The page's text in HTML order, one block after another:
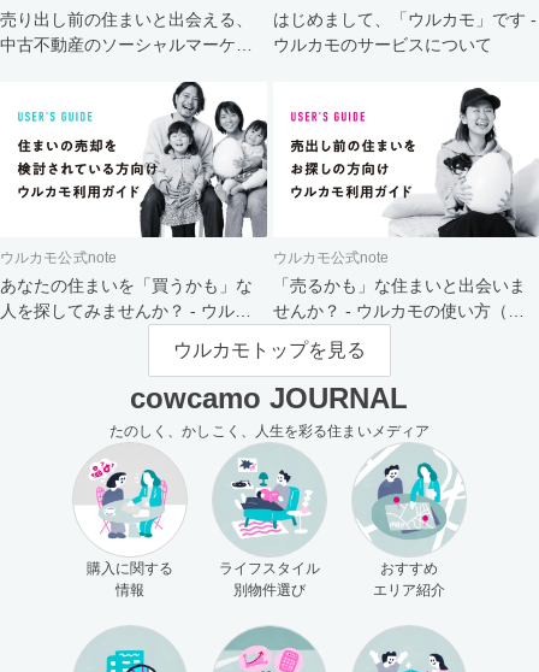
売り出し前の住まいと出会える、
中古不動産のソーシャルマーケッ
はじめまして、「ウルカモ」です -
ウルカモのサービスについて
ウルカモ公式note
あなたの住まいを「買うかも」な
人を探してみませんか？ - ウルカ
ウルカモ公式note
「売るかも」な住まいと出会いま
せんか？ - ウルカモの使い方（買
主さま向け）
ウルカモトップを見る
cowcamo JOURNAL
たのしく、かしこく、人生を彩る住まいメディア
購入に関する
情報
ライフスタイル
別物件選び
おすすめ
エリア紹介